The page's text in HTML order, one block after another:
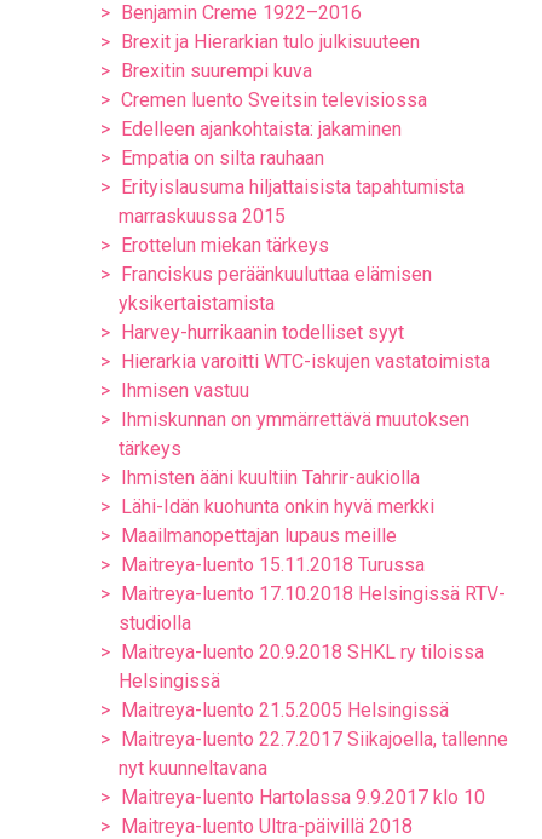
Benjamin Creme 1922–2016
Brexit ja Hierarkian tulo julkisuuteen
Brexitin suurempi kuva
Cremen luento Sveitsin televisiossa
Edelleen ajankohtaista: jakaminen
Empatia on silta rauhaan
Erityislausuma hiljattaisista tapahtumista
marraskuussa 2015
Erottelun miekan tärkeys
Franciskus peräänkuuluttaa elämisen
yksikertaistamista
Harvey-hurrikaanin todelliset syyt
Hierarkia varoitti WTC-iskujen vastatoimista
Ihmisen vastuu
Ihmiskunnan on ymmärrettävä muutoksen
tärkeys
Ihmisten ääni kuultiin Tahrir-aukiolla
Lähi-Idän kuohunta onkin hyvä merkki
Maailmanopettajan lupaus meille
Maitreya-luento 15.11.2018 Turussa
Maitreya-luento 17.10.2018 Helsingissä RTV-
studiolla
Maitreya-luento 20.9.2018 SHKL ry tiloissa
Helsingissä
Maitreya-luento 21.5.2005 Helsingissä
Maitreya-luento 22.7.2017 Siikajoella, tallenne
nyt kuunneltavana
Maitreya-luento Hartolassa 9.9.2017 klo 10
Maitreya-luento Ultra-päivillä 2018